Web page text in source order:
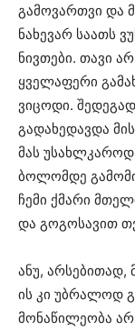
გამოვართვი და
ნახევარ საათს
ნივთები. თავი არ
ყველაფერი
ვიცოდი.
გადახედავდა
მას უსახლკაროდ
ბოლომდე
ჩემი ქმარი
და გოგოსავით
ანუ, არსებითად,
ის კი უბრალოდ
მონაწილეობა არ